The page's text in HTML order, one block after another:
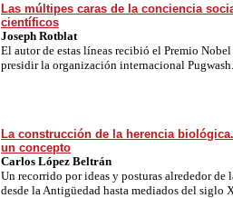
Las múltipes caras de la conciencia
científicos
Joseph Rotblat
El autor de estas líneas recibió el Premio Nobel
presidir la organización internacional Pugwash.
La construcción de la herencia
un concepto
Carlos López Beltrán
Un recorrido por ideas y posturas alrededor de
desde la Antigüedad hasta mediados del siglo